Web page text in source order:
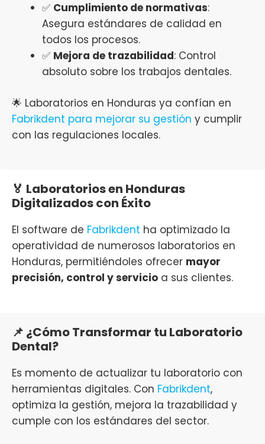
✅ Cumplimiento de normativas:
Asegura estándares de calidad en
todos los procesos.
✅ Mejora de trazabilidad: Control
absoluto sobre los trabajos dentales.
🌟 Laboratorios en Honduras ya confían en
Fabrikdent para mejorar su gestión y cumplir
con las regulaciones locales.
🏅 Laboratorios en Honduras
Digitalizados con Éxito
El software de Fabrikdent ha optimizado la
operatividad de numerosos laboratorios en
Honduras, permitiéndoles ofrecer mayor
precisión, control y servicio a sus clientes.
📌 ¿Cómo Transformar tu Laboratorio
Dental?
Es momento de actualizar tu laboratorio con
herramientas digitales. Con Fabrikdent,
optimiza la gestión, mejora la trazabilidad y
cumple con los estándares del sector.